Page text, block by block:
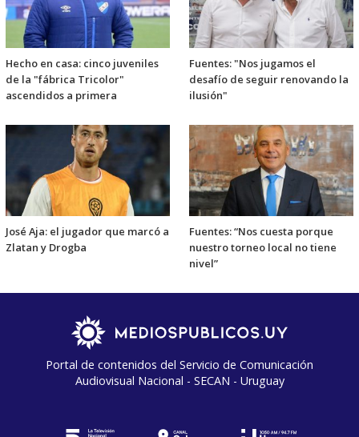
Hecho en casa: cinco juveniles
de la "fábrica Tricolor"
ascendidos a primera
Fuentes: "Nos jugamos el
desafío de seguir renovando la
ilusión"
José Aja: el jugador que marcó a
Zlatan y Drogba
Fuentes: “Nos cuesta porque
nuestro torneo local no tiene
nivel”
Portal de contenidos del Servicio de Comunicación
Audiovisual Nacional - SECAN - Uruguay